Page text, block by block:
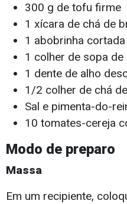
300 g de tofu firme
1 xícara de chá de
1 abobrinha
1 colher de sopa
1 dente de alho
1/2 colher de chá
Sal e pimenta-do-
10 tomates-cereja
Modo de preparo
Massa
Em um recipiente,